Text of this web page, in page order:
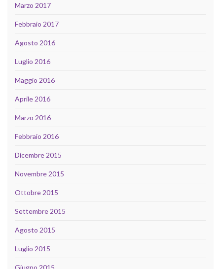
Marzo 2017
Febbraio 2017
Agosto 2016
Luglio 2016
Maggio 2016
Aprile 2016
Marzo 2016
Febbraio 2016
Dicembre 2015
Novembre 2015
Ottobre 2015
Settembre 2015
Agosto 2015
Luglio 2015
Giugno 2015